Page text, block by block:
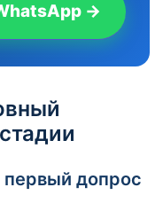
→
первый допрос